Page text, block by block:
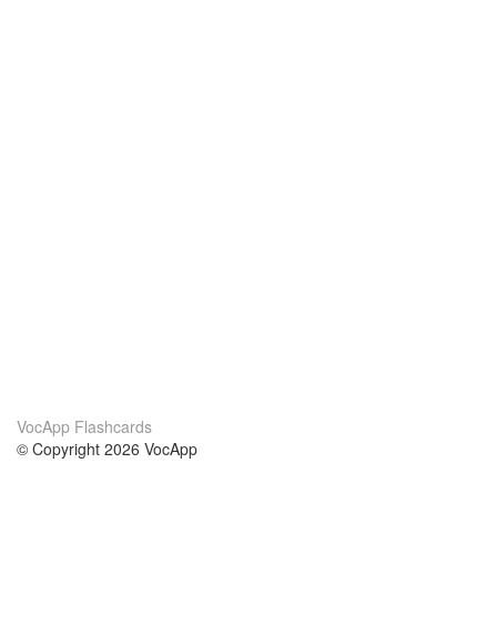
VocApp Flashcards
© Copyright 2026 VocApp